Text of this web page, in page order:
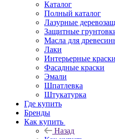
Каталог
Полный каталог
Лазурные
Защитные
Масла для
Лаки
Интерьерные краски
Фасадные краски
Эмали
Шпатлевка
Штукатурка
Где купить
Бренды
Как купить
Назад